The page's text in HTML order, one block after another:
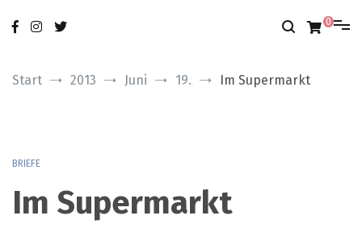
Inhalt
springen
modobonum
nur das Gute 0
Start 2013 Juni 19. Im Supermarkt
BRIEFE
Im Supermarkt